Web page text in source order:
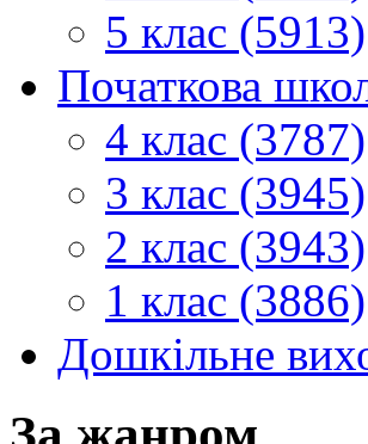
5 клас (5913)
Початкова
4 клас (3787)
3 клас (3945)
2 клас (3943)
1 клас (3886)
Дошкільне